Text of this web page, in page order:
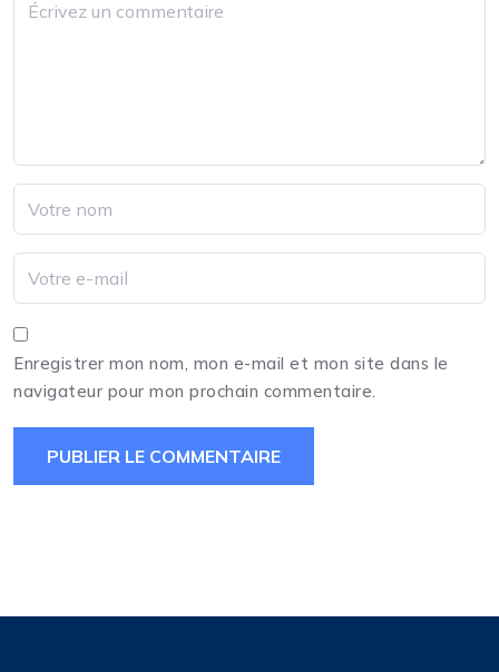
Enregistrer mon nom, mon e-mail et mon site dans le
navigateur pour mon prochain commentaire.